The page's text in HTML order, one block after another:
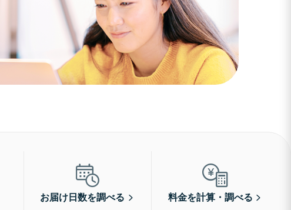
お届け日数を調べる 料金を計算・調べる